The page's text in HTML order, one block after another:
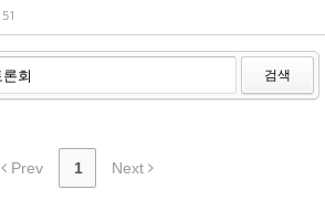
검색
Prev 1 Next